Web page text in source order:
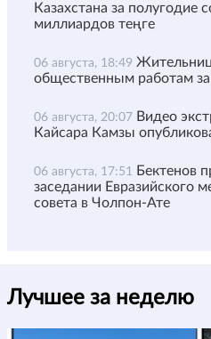
Казахстана за полугодие
миллиардов теңге
06 августа, 18:49
общественным работам
06 августа, 20:07 Видео
Кайсара Камзы
06 августа, 17:51 Бектенов
заседании Евразийского
совета в Чолпон-Ате
Лучшее за неделю